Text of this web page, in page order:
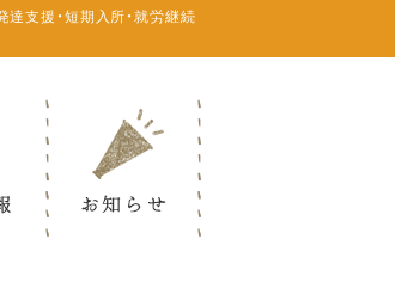
支援・短期入所・就労継続